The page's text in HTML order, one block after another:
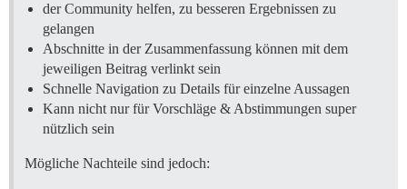
der Community helfen, zu besseren Ergebnissen zu
gelangen
Abschnitte in der Zusammenfassung können mit dem
jeweiligen Beitrag verlinkt sein
Schnelle Navigation zu Details für einzelne Aussagen
Kann nicht nur für Vorschläge & Abstimmungen super
nützlich sein
Mögliche Nachteile sind jedoch: